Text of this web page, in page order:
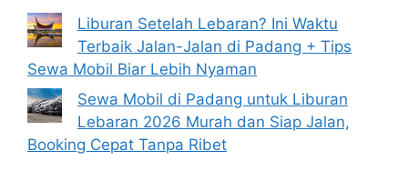
Liburan Setelah Lebaran? Ini Waktu
Terbaik Jalan-Jalan di Padang + Tips
Sewa Mobil Biar Lebih Nyaman
Sewa Mobil di Padang untuk Liburan
Lebaran 2026 Murah dan Siap Jalan,
Booking Cepat Tanpa Ribet